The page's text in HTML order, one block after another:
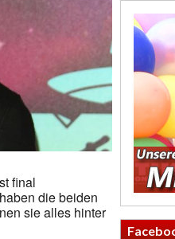
final
die beiden
sie alles hinter